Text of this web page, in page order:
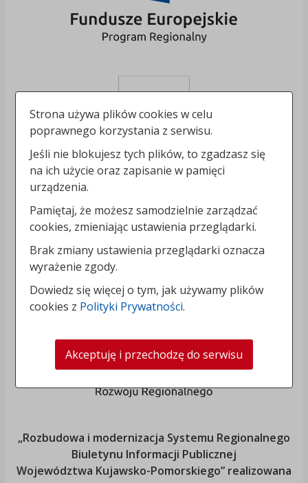
„Rozbudowa i modernizacja Systemu Regionalnego
Biuletynu Informacji Publicznej
Województwa Kujawsko-Pomorskiego” realizowana
Strona używa plików cookies w celu
poprawnego korzystania z serwisu.
Jeśli nie blokujesz tych plików, to zgadzasz się
na ich użycie oraz zapisanie w pamięci
urządzenia.
Pamiętaj, że możesz samodzielnie zarządzać
cookies, zmieniając ustawienia przeglądarki.
Brak zmiany ustawienia przeglądarki oznacza
wyrażenie zgody.
Dowiedz się więcej o tym, jak używamy plików
cookies z Polityki Prywatności.
Akceptuję i przechodzę do serwisu